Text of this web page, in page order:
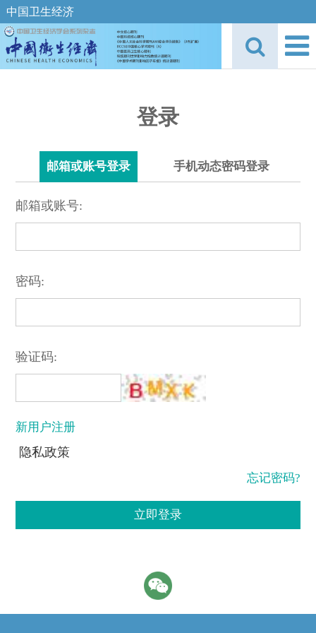
中国卫生经济
登录
邮箱或账号登录 手机动态密码登录
邮箱或账号:
密码:
验证码:
新用户注册
隐私政策
忘记密码?
立即登录